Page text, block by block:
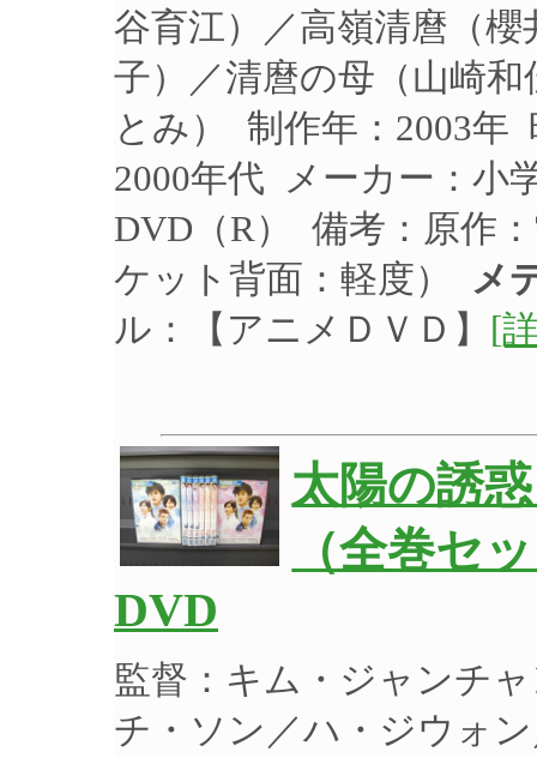
谷育江）／高嶺清麿（
子）／清麿の母（山崎
とみ） 制作年：2003年
2000年代 メーカー：小
DVD（R） 備考：原作
ケット背面：軽度）
メ
ル：【アニメＤＶＤ】 [
太陽の誘
（全巻セ
DVD
監督：キム・ジャンチ
チ・ソン／ハ・ジウォ